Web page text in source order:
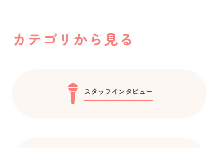
カテゴリから見る
スタッフインタビュー